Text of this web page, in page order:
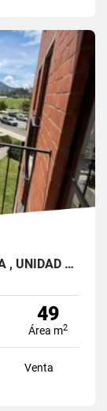
APARTAMENTO EN VENTA EN LA CEJA , UNIDAD ABIERTA
49
Área m2
Venta